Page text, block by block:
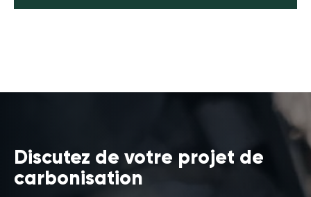
Discutez de votre projet de
carbonisation